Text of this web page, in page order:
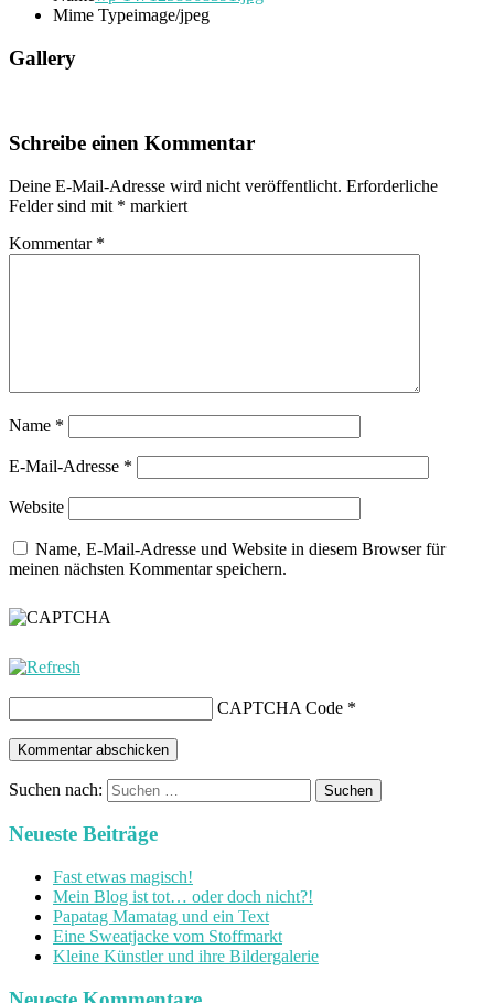
Mime Typeimage/jpeg
Gallery
Schreibe einen Kommentar
Deine E-Mail-Adresse wird nicht veröffentlicht. Erforderliche
Felder sind mit * markiert
Kommentar *
Name *
E-Mail-Adresse *
Website
Name, E-Mail-Adresse und Website in diesem Browser für
meinen nächsten Kommentar speichern.
CAPTCHA Code *
Suchen nach:
Neueste Beiträge
Fast etwas magisch!
Mein Blog ist tot… oder doch nicht?!
Papatag Mamatag und ein Text
Eine Sweatjacke vom Stoffmarkt
Kleine Künstler und ihre Bildergalerie